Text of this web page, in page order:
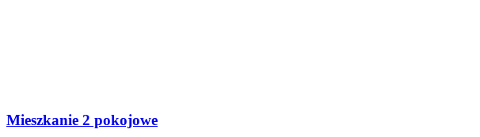
Mieszkanie 2 pokojowe